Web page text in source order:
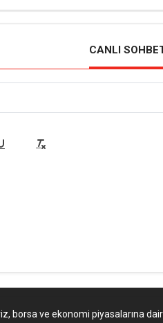
CANLI
borsa ve ekonomi piyasalarına